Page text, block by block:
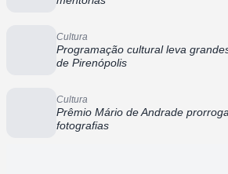
Cultura
Programação cultural leva
de Pirenópolis
Cultura
Prêmio Mário de Andrade
fotografias